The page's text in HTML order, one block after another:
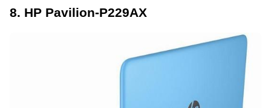
8. HP Pavilion-P229AX